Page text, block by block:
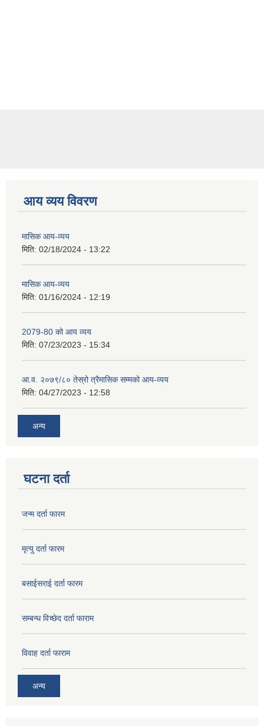
आय व्यय विवरण
मासिक आय-व्यय
मिति: 02/18/2024 - 13:22
मासिक आय-व्यय
मिति: 01/16/2024 - 12:19
2079-80 को आय व्यय
मिति: 07/23/2023 - 15:34
आ.व. २०७९/८० तेस्रो त्रैमासिक सम्मको आय-व्यय
मिति: 04/27/2023 - 12:58
अन्य
घटना दर्ता
जन्म दर्ता फारम
मृत्यु दर्ता फारम
बसाईसराई दर्ता फारम
सम्बन्ध विच्छेद दर्ता फाराम
विवाह दर्ता फाराम
अन्य